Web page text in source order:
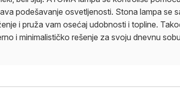
podešavanje osvetljenosti. Stona lampa se
i pruža vam osećaj udobnosti i topline.
i minimalističko rešenje za svoju dnevnu